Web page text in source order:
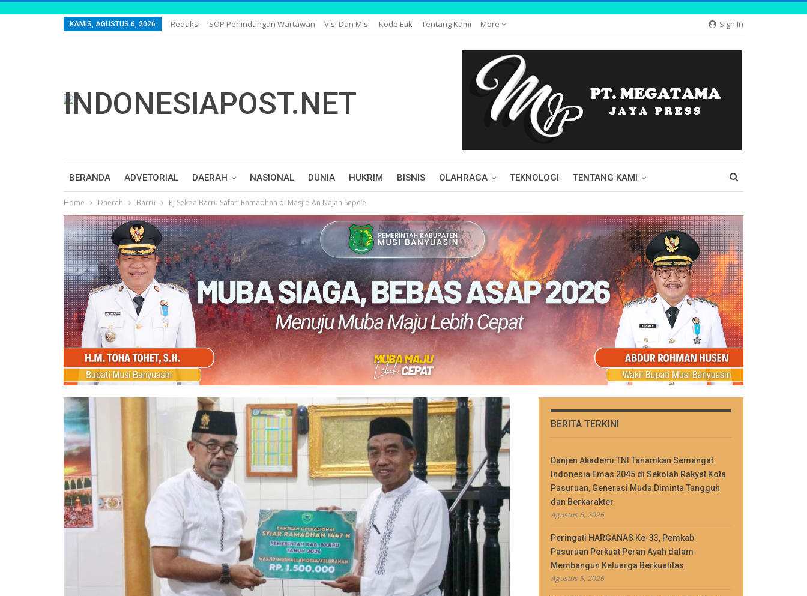
Sign In
KAMIS, AGUSTUS 6, 2026 Redaksi SOP Perlindungan Wartawan Visi Dan Misi Kode Etik Tentang Kami More
BERANDA ADVETORIAL DAERAH NASIONAL DUNIA HUKRIM BISNIS OLAHRAGA TEKNOLOGI TENTANG KAMI
Home Daerah Barru Pj Sekda Barru Safari Ramadhan di Masjid An Najah Sepe’e
BERITA TERKINI
Danjen Akademi TNI Tanamkan Semangat
Indonesia Emas 2045 di Sekolah Rakyat Kota
Pasuruan, Generasi Muda Diminta Tangguh
dan Berkarakter
Agustus 6, 2026
Peringati HARGANAS Ke-33, Pemkab
Pasuruan Perkuat Peran Ayah dalam
Membangun Keluarga Berkualitas
Agustus 5, 2026